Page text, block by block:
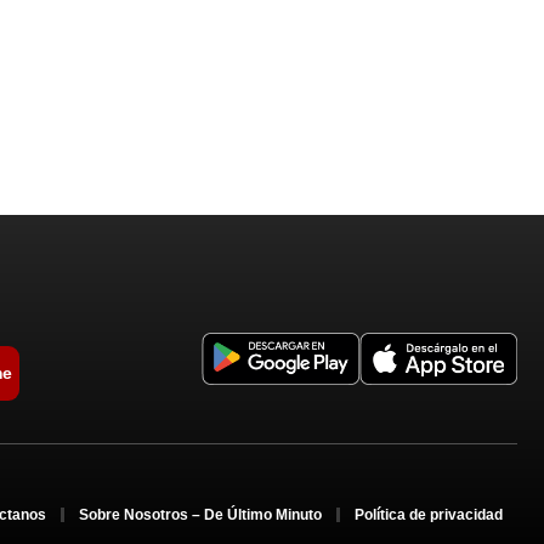
Sobre Nosotros – De Último Minuto Política de privacidad